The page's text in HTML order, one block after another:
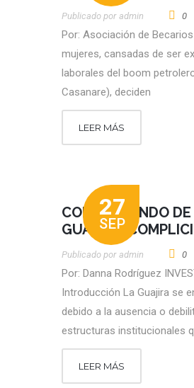
Publicado por Admin 0
Por: Asociación de
mujeres, cansadas de ser
laborales del boom
Casanare), deciden
LEER MÁS
27
SEP
CONTRABANDO
GUAJIRA:
Publicado por Admin 0
Por: Danna Rodríguez
Introducción La Guajira se
debido a la ausencia o
estructuras institucionales
LEER MÁS